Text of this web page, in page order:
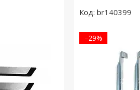
br140399
–29%